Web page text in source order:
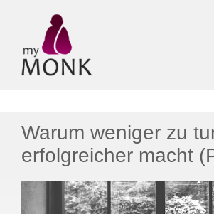
Warum weniger zu
erfolgreicher macht